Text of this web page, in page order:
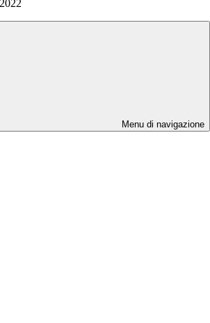
Menu di navigazione